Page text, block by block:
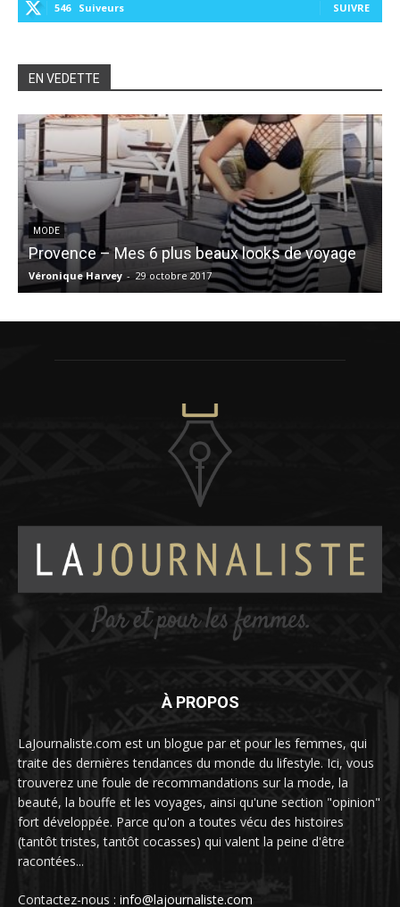
546 Suiveurs SUIVRE
EN VEDETTE
MODE
Provence – Mes 6 plus beaux looks de voyage
Véronique Harvey - 29 octobre 2017
À PROPOS
LaJournaliste.com est un blogue par et pour les femmes, qui
traite des dernières tendances du monde du lifestyle. Ici, vous
trouverez une foule de recommandations sur la mode, la
beauté, la bouffe et les voyages, ainsi qu'une section "opinion"
fort développée. Parce qu'on a toutes vécu des histoires
(tantôt tristes, tantôt cocasses) qui valent la peine d'être
racontées...
Contactez-nous : info@lajournaliste.com